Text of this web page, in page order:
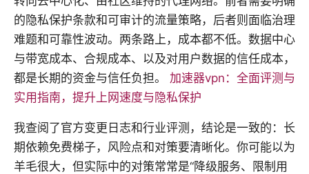
的隐私保护条款和可审计的流量策略，后者则面临治理
难题和可靠性波动。两条路上，成本都不低。数据中心
与带宽成本、合规成本、以及对用户数据的信任成本，
都是长期的资金与信任负担。 加速器vpn：全面评测与
实用指南，提升上网速度与隐私保护
我查阅了官方变更日志和行业评测，结论是一致的：长
期依赖免费梯子，风险点和对策要清晰化。你可能以为
羊毛很大，但实际中的对策常常是“降级服务、限制用